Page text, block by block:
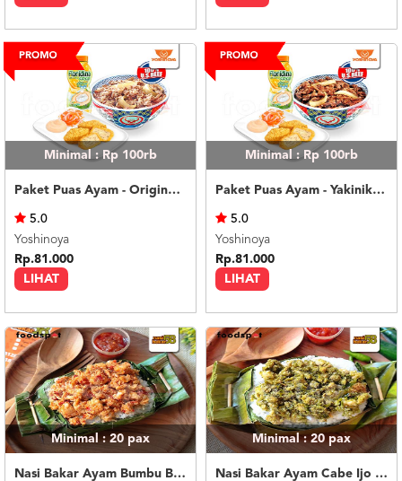
Minimal : Rp 100rb
Paket Puas Ayam - Original Beef Paket Puas (R)
LIHAT
5.0
Yoshinoya
Rp.81.000
Minimal : Rp 100rb
Paket Puas Ayam - Yakiniku Beef Paket Puas (R)
LIHAT
5.0
Yoshinoya
Rp.81.000
Minimal : 20 pax
Nasi Bakar Ayam Bumbu Bali + Kerupuk
Minimal : 20pax
Nasi Bakar Ayam Cabe Ijo + Kerupuk